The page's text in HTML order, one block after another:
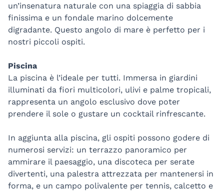
un’insenatura naturale con una spiaggia di sabbia
finissima e un fondale marino dolcemente
digradante. Questo angolo di mare è perfetto per i
nostri piccoli ospiti.
Piscina
La piscina è l’ideale per tutti. Immersa in giardini
illuminati da fiori multicolori, ulivi e palme tropicali,
rappresenta un angolo esclusivo dove poter
prendere il sole o gustare un cocktail rinfrescante.
In aggiunta alla piscina, gli ospiti possono godere di
numerosi servizi: un terrazzo panoramico per
ammirare il paesaggio, una discoteca per serate
divertenti, una palestra attrezzata per mantenersi in
forma, e un campo polivalente per tennis, calcetto e